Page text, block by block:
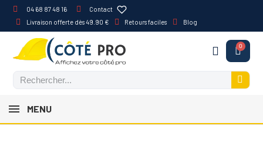
04 68 87 48 16
Contact
Livraison offerte dès 49.90 €
Retours faciles Blog
MENU